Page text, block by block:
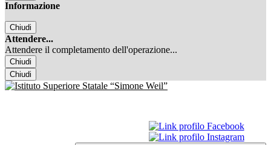
Informazione
Chiudi
Attendere...
Attendere il completamento dell'operazione...
Chiudi
Chiudi